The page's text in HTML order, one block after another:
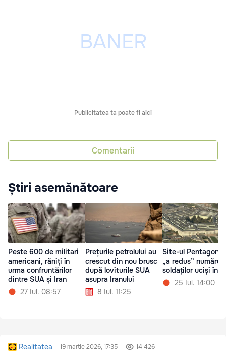
Publicitatea ta poate fi aici
Comentarii
Știri asemănătoare
Peste 600 de militari
americani, răniți în
urma confruntărilor
dintre SUA și Iran
27 Iul. 08:57
Prețurile petrolului au
crescut din nou brusc
după loviturile SUA
asupra Iranului
8 Iul. 11:25
Site-ul
„a redus” numărul
soldaților uciși în
25 Iul. 14:00
Realitatea 19 martie 2026, 17:35 14 426